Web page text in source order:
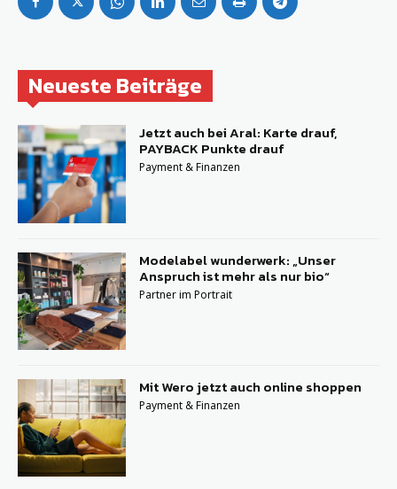
Neueste Beiträge
Jetzt auch bei Aral: Karte drauf,
PAYBACK Punkte drauf
Payment & Finanzen
Modelabel wunderwerk: „Unser
Anspruch ist mehr als nur bio“
Partner im Portrait
Mit Wero jetzt auch online shoppen
Payment & Finanzen